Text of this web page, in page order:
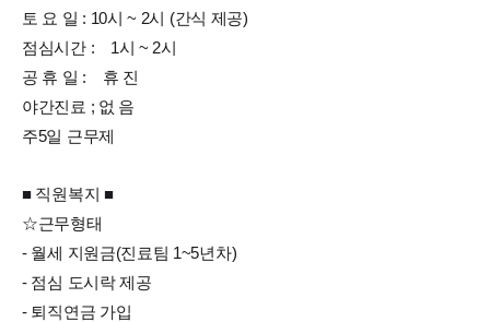
토 요 일 : 10시 ~ 2시 (간식 제공)
점심시간 : 1시 ~ 2시
공 휴 일 : 휴 진
야간진료 ; 없 음
주5일 근무제
■ 직원복지 ■
☆근무형태
- 월세 지원금(진료팀 1~5년차)
- 점심 도시락 제공
- 퇴직연금 가입